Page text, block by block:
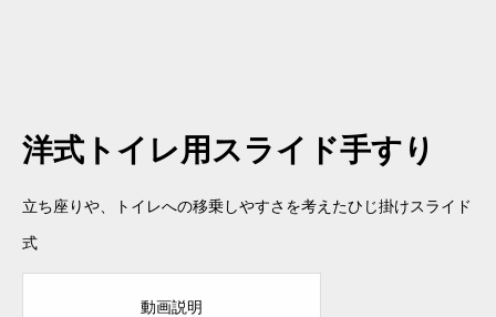
洋式トイレ用スライド手すり
立ち座りや、トイレへの移乗しやすさを考えたひじ掛けスライド
式
動画説明